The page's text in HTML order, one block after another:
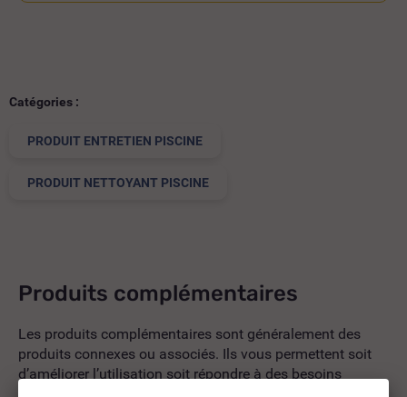
Catégories :
PRODUIT ENTRETIEN PISCINE
PRODUIT NETTOYANT PISCINE
Produits complémentaires
Les produits complémentaires sont généralement des
produits connexes ou associés. Ils vous permettent soit
d’améliorer l’utilisation soit répondre à des besoins